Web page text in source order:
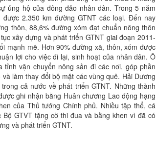
ủng hộ của đông đảo nhân dân. Trong 5 năm
2.350 km đường GTNT các loại. Đến nay
thôn, 88,6% đường xóm đạt chuẩn nông thôn
xây dựng và phát triển GTNT giai đoạn 2011-
mạnh mẽ. Hơn 90% đường xã, thôn, xóm được
lợi cho việc đi lại, sinh hoạt của nhân dân. Ô
vận chuyển nông sản đi các nơi, góp phần
làm thay đổi bộ mặt các vùng quê. Hải Dương
cả nước về phát triển GTNT. Những thành
ghi nhận bằng Huân chương Lao động hạng
của Thủ tướng Chính phủ. Nhiều tập thể, cá
GTVT tặng cờ thi đua và bằng khen vì đã có
và phát triển GTNT.